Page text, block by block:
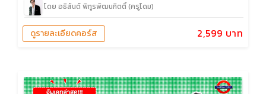
โดย อธิสันต์ พิทูรพัฒนกิตติ์ (ครูโดม)
2,599 บาท
ดูรายละเอียดคอร์ส